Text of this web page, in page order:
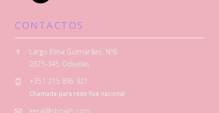
CONTACTOS
Largo Elina Guimarães, Nº6
2675-345 Odivelas
+351 215 895 921
Chamada para rede fixa nacional
geral@sbnails.com